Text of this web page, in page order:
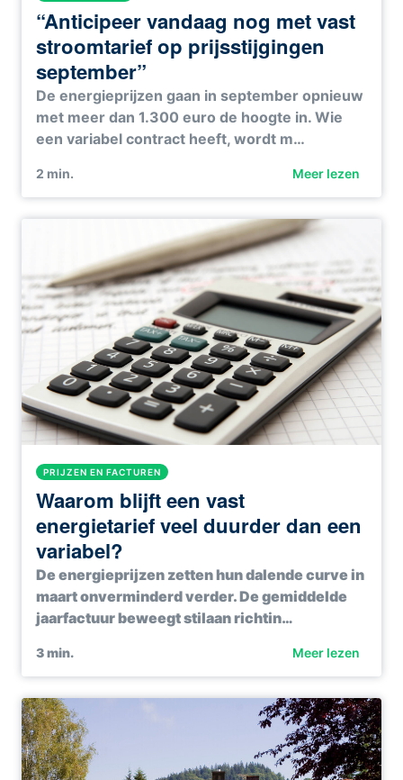
“Anticipeer vandaag nog met vast
stroomtarief op prijsstijgingen
september”
De energieprijzen gaan in september opnieuw
met meer dan 1.300 euro de hoogte in. Wie
een variabel contract heeft, wordt m…
2 min. Meer lezen
PRIJZEN EN FACTUREN
Waarom blijft een vast
energietarief veel duurder dan een
variabel?
De energieprijzen zetten hun dalende curve in
maart onverminderd verder. De gemiddelde
jaarfactuur beweegt stilaan richtin…
3min. Meer lezen